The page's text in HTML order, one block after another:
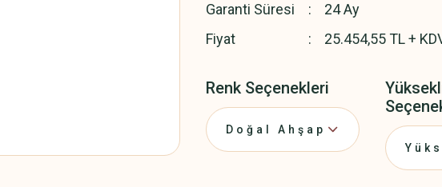
Garanti Süresi
24 Ay
Fiyat
25.454,55 TL +
Renk Seçenekleri